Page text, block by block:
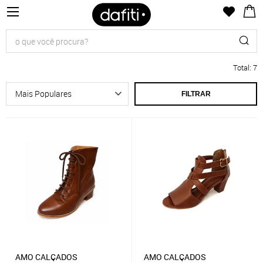
Total: 7
FILTRAR
AMO CALÇADOS
AMO CALÇADOS